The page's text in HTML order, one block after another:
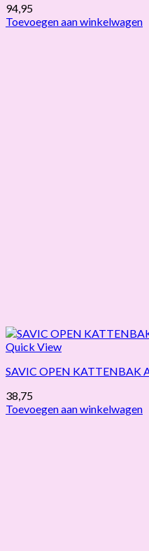
94,95
Toevoegen aan winkelwagen
Quick View
SAVIC OPEN KATTENBAK
38,75
Toevoegen aan winkelwagen